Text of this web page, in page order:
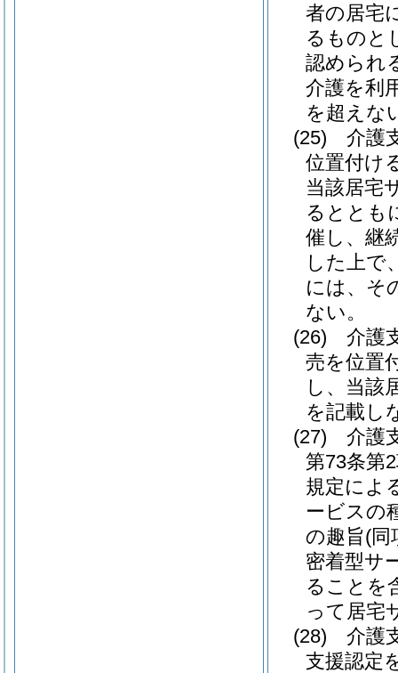
者の居宅
るものと
認められ
介護を利
を超えな
(25)
介護
位置付け
当該居宅
るととも
催し、継
した上で
には、そ
ない。
(26)
介護
売を位置
し、当該
を記載し
(27)
介護
第73条第
規定によ
ービスの
の趣旨(同
密着型サ
ることを
って居宅
(28)
介護
支援認定